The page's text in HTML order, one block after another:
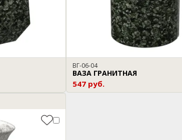
ВГ-06-04
ВАЗА ГРАНИТНАЯ
547 руб.